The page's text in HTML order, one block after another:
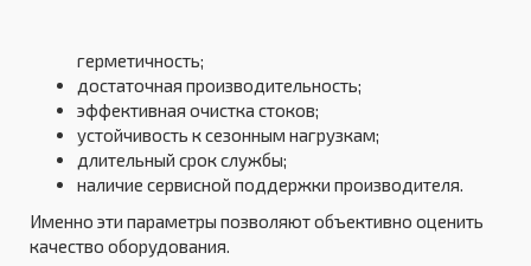
герметичность;
достаточная производительность;
эффективная очистка стоков;
устойчивость к сезонным нагрузкам;
длительный срок службы;
наличие сервисной поддержки производителя.
Именно эти параметры позволяют объективно оценить
качество оборудования.